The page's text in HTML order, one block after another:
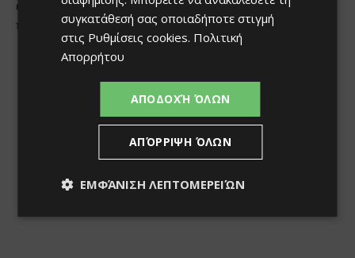
συγκατάθεσή σας οποιαδήποτε στιγμή
στις Ρυθμίσεις cookies. Πολιτική
Απορρήτου
ΑΠΟΔΟΧΉ ΌΛΩΝ
ΑΠΌΡΡΙΨΗ ΌΛΩΝ
ΕΜΦΆΝΙΣΗ ΛΕΠΤΟΜΕΡΕΙΏΝ